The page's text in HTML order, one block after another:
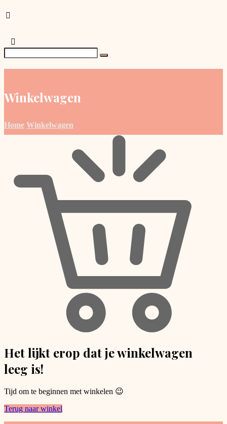
Winkelwagen
Home Winkelwagen
Het lijkt erop dat je winkelwagen
leeg is!
Tijd om te beginnen met winkelen 😉
Terug naar winkel